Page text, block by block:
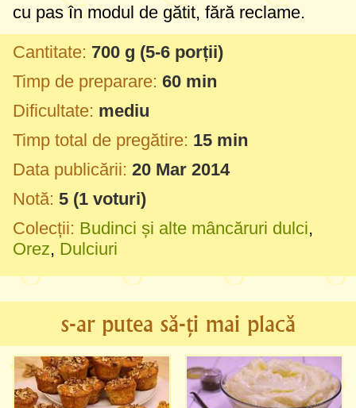
cu pas în modul de gătit, fără reclame.
Cantitate: 700 g (5-6 porții)
Timp de preparare: 60 min
Dificultate: mediu
Timp total de pregătire: 15 min
Data publicării: 20 Mar 2014
Notă: 5 (1 voturi)
Colecții: Budinci și alte mâncăruri dulci,
Orez, Dulciuri
s-ar putea să-ți mai placă